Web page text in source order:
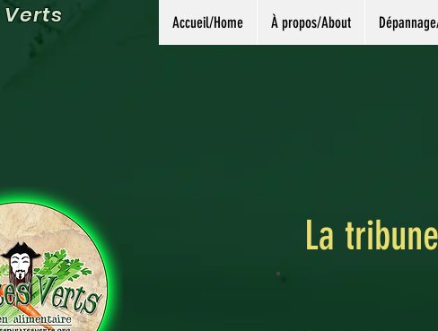
Accueil/Home À propos/About
Verts
La